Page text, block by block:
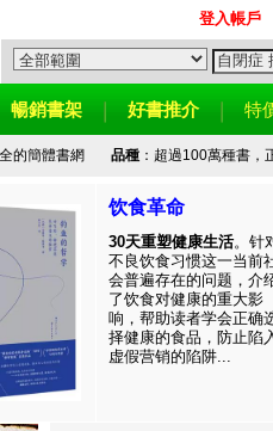
登入帳戶
暢銷書架 好書推介 特
的簡體書網 品種：超過100萬種書，
饮食革命
30天重塑健康生活。针
不良饮食习惯这一当前
会普遍存在的问题，介
了饮食对健康的重大影
响，帮助读者学会正确
择健康的食品，防止陷
虚假营销的陷阱...